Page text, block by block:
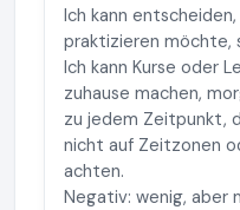
Ich kann
praktizieren möchte,
Ich kann Kurse oder
zuhause machen,
zu jedem Zeitpunkt,
nicht auf Zeitzonen
achten.
Negativ: wenig, aber